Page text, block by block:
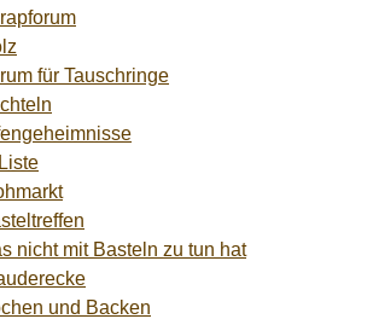
für Tauschringe
nicht mit Basteln zu tun hat
und Backen